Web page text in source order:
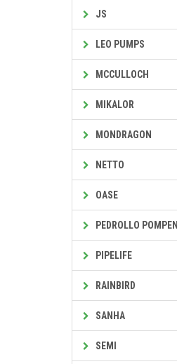
JS
LEO PUMPS
MCCULLOCH
MIKALOR
MONDRAGON
NETTO
OASE
PEDROLLO POMPEN
PIPELIFE
RAINBIRD
SANHA
SEMI